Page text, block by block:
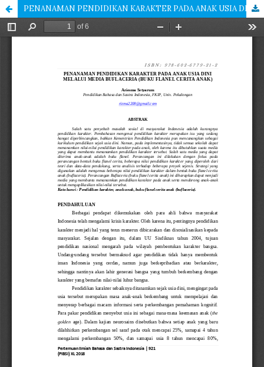
PENANAMAN PENDIDIKAN KARAKTER PADA ANAK USIA DINI MELALUI MEDIA BUFLACERIA (BUKU FLANEL CERITA ANAK)